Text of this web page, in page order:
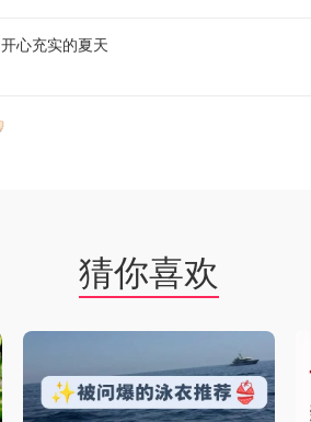
开心充实的夏天
猜你喜欢